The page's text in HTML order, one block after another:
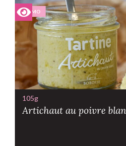
PROMO
105g
Artichaut au poivre